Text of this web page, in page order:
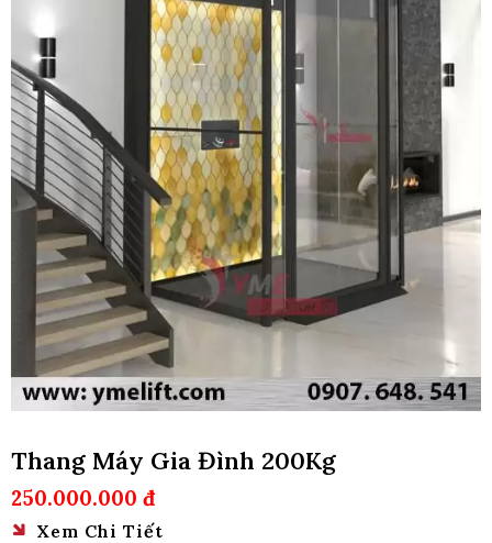
Thang Máy Gia Đình 200Kg
250.000.000 đ
Xem Chi Tiết